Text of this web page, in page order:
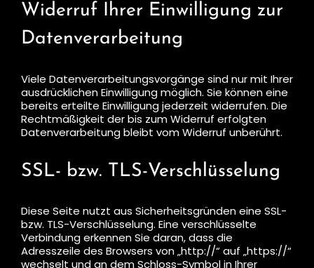
Widerruf Ihrer Einwilligung zur
Datenverarbeitung
Viele Datenverarbeitungsvorgänge sind nur mit Ihrer
ausdrücklichen Einwilligung möglich. Sie können eine
bereits erteilte Einwilligung jederzeit widerrufen. Die
Rechtmäßigkeit der bis zum Widerruf erfolgten
Datenverarbeitung bleibt vom Widerruf unberührt.
SSL- bzw. TLS-Verschlüsselung
Diese Seite nutzt aus Sicherheitsgründen eine SSL-
bzw. TLS-Verschlüsselung. Eine verschlüsselte
Verbindung erkennen Sie daran, dass die
Adresszeile des Browsers von „http://“ auf „https://“
wechselt und an dem Schloss-Symbol in Ihrer